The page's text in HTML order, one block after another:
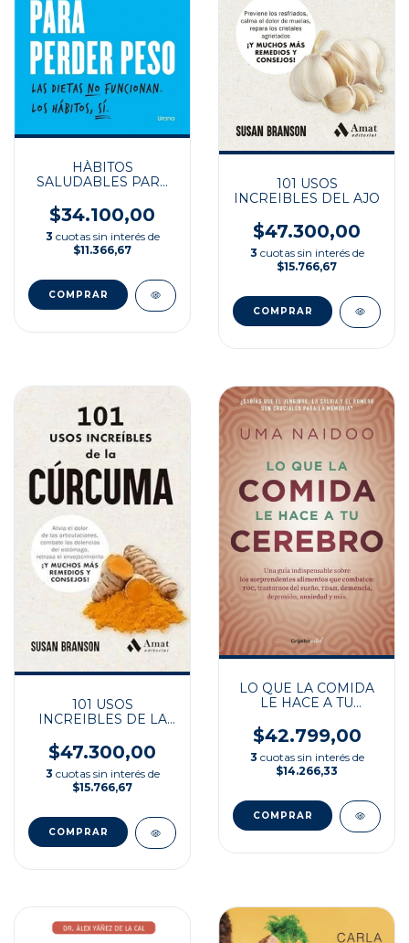
HÀBITOS
SALUDABLES PARA
$34.100,00
3 cuotas sin interés de
$11.366,67
101 USOS
INCREIBLES DEL AJO
$47.300,00
3 cuotas sin interés de
$15.766,67
101 USOS
INCREIBLES DE LA
$47.300,00
3 cuotas sin interés de
$15.766,67
LO QUE LA COMIDA
LE HACE A TU
$42.799,00
3 cuotas sin interés de
$14.266,33